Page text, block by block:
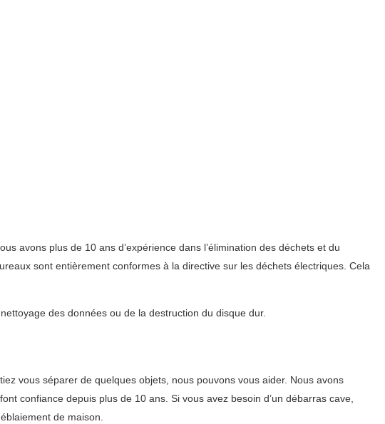
avons plus de 10 ans d’expérience dans l’élimination des déchets et du
sont entièrement conformes à la directive sur les déchets électriques. Cela
des données ou de la destruction du disque dur.
vous séparer de quelques objets, nous pouvons vous aider. Nous avons
confiance depuis plus de 10 ans. Si vous avez besoin d’un débarras cave,
de maison.